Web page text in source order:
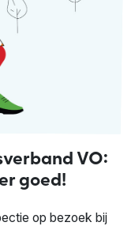
VO:
goed!
op bezoek bij